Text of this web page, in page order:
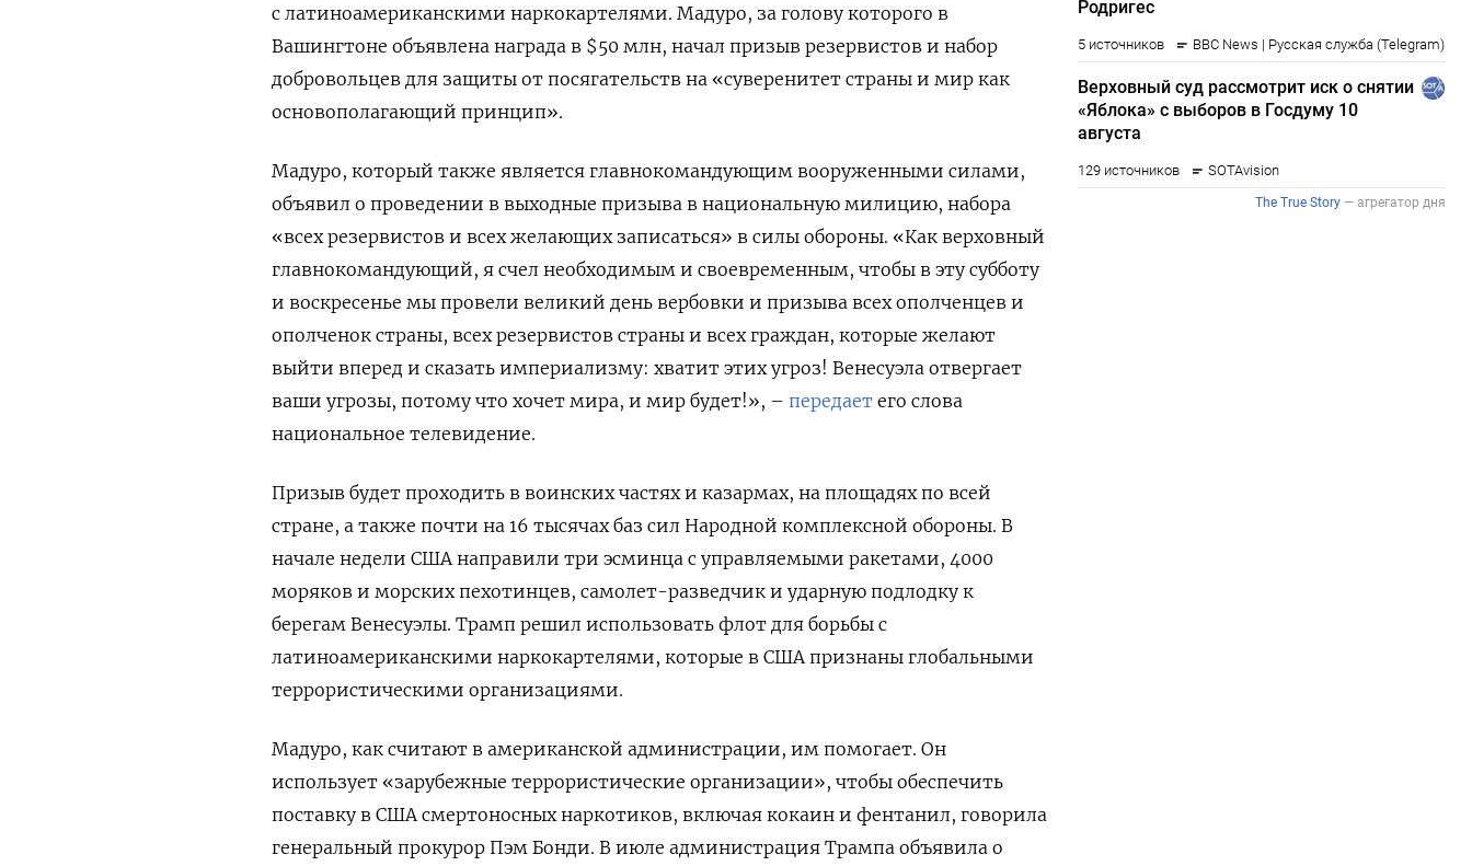
с латиноамериканскими наркокартелями. Мадуро, за голову которого в
Вашингтоне объявлена награда в $50 млн, начал призыв резервистов и набор
добровольцев для защиты от посягательств на «суверенитет страны и мир как
основополагающий принцип».
Мадуро, который также является главнокомандующим вооруженными силами,
объявил о проведении в выходные призыва в национальную милицию, набора
«всех резервистов и всех желающих записаться» в силы обороны. «Как верховный
главнокомандующий, я счел необходимым и своевременным, чтобы в эту субботу
и воскресенье мы провели великий день вербовки и призыва всех ополченцев и
ополченок страны, всех резервистов страны и всех граждан, которые желают
выйти вперед и сказать империализму: хватит этих угроз! Венесуэла отвергает
ваши угрозы, потому что хочет мира, и мир будет!», – передает его слова
национальное телевидение.
Призыв будет проходить в воинских частях и казармах, на площадях по всей
стране, а также почти на 16 тысячах баз сил Народной комплексной обороны. В
начале недели США направили три эсминца с управляемыми ракетами, 4000
моряков и морских пехотинцев, самолет-разведчик и ударную подлодку к
берегам Венесуэлы. Трамп решил использовать флот для борьбы с
латиноамериканскими наркокартелями, которые в США признаны глобальными
террористическими организациями.
Мадуро, как считают в американской администрации, им помогает. Он
использует «зарубежные террористические организации», чтобы обеспечить
поставку в США смертоносных наркотиков, включая кокаин и фентанил, говорила
генеральный прокурор Пэм Бонди. В июле администрация Трампа объявила о